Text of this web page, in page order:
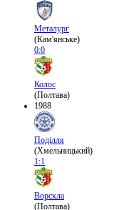
Металург
(Кам'янське)
0:0
Колос
(Полтава)
1988
Поділля
(Хмельницький)
1:1
Ворскла
(Полтава)